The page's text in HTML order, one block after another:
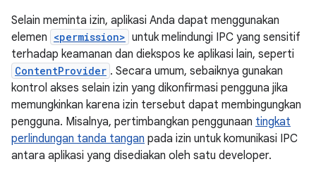
Selain meminta izin, aplikasi Anda dapat menggunakan
elemen <permission> untuk melindungi IPC yang sensitif
terhadap keamanan dan diekspos ke aplikasi lain, seperti
ContentProvider . Secara umum, sebaiknya gunakan
kontrol akses selain izin yang dikonfirmasi pengguna jika
memungkinkan karena izin tersebut dapat membingungkan
pengguna. Misalnya, pertimbangkan penggunaan tingkat
perlindungan tanda tangan pada izin untuk komunikasi IPC
antara aplikasi yang disediakan oleh satu developer.